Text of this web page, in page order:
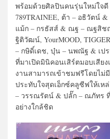
พร้อมด้วยศิลปินคนรุ่นใหม่ใจดี
789TRAINEE, ต้า – อธิวัตน์
แม้ก – กรธัสส์ & ณฐ – ณฐสิชณ์,
ฐิติวัฒน์, YourMOOD,
– กษิดิ์เดช, บุ๋น – นพณัฐ & เปร
ที่มาเปิดมินิคอนเสิร์ตมอบเสีย
งานสามารถเข้าชมฟรีโดยไม่
ประทับใจสุดเอ็กซ์คลูซีฟให้เห
– วรรณรัตน์ & ปลั๊ก – ณภัทร
อย่างใกล้ชิด